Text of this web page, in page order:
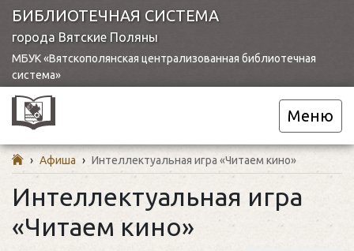
БИБЛИОТЕЧНАЯ СИСТЕМА
города Вятские Поляны
МБУК «Вятскополянская централизованная библиотечная
система»
Меню
› Афиша › Интеллектуальная игра «Читаем кино»
Интеллектуальная игра
«Читаем кино»